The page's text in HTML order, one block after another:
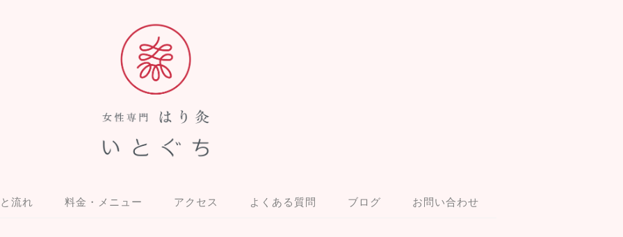
流れ 料金・メニュー アクセス よくある質問 ブログ お問い合わせ